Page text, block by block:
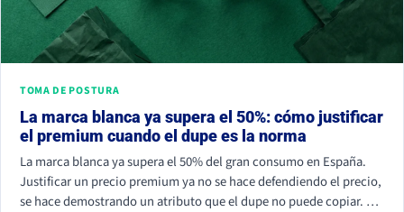
TOMA DE POSTURA
La marca blanca ya supera el 50%: cómo justificar
el premium cuando el dupe es la norma
La marca blanca ya supera el 50% del gran consumo en España.
Justificar un precio premium ya no se hace defendiendo el precio,
se hace demostrando un atributo que el dupe no puede copiar. Si